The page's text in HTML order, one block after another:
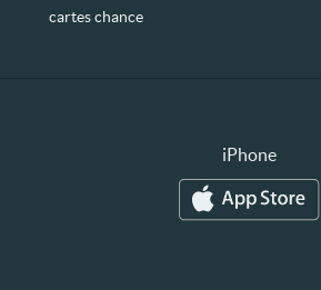
cartes chance
iPhone